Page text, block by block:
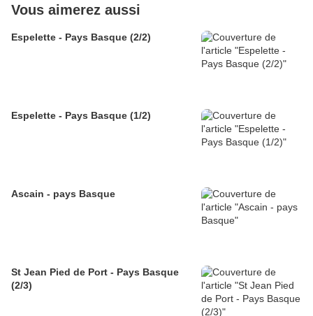
Vous aimerez aussi
Espelette - Pays Basque (2/2)
Espelette - Pays Basque (1/2)
Ascain - pays Basque
St Jean Pied de Port - Pays Basque
(2/3)